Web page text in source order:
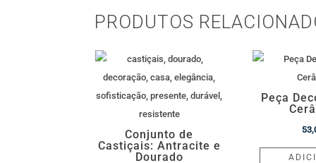
PRODUTOS
Conjunto de
Castiçais: Antracite e
Dourado
Peça